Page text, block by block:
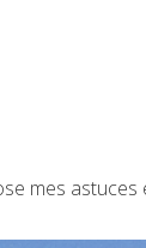
mes